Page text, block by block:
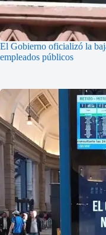
El Gobierno oficializó la
empleados públicos